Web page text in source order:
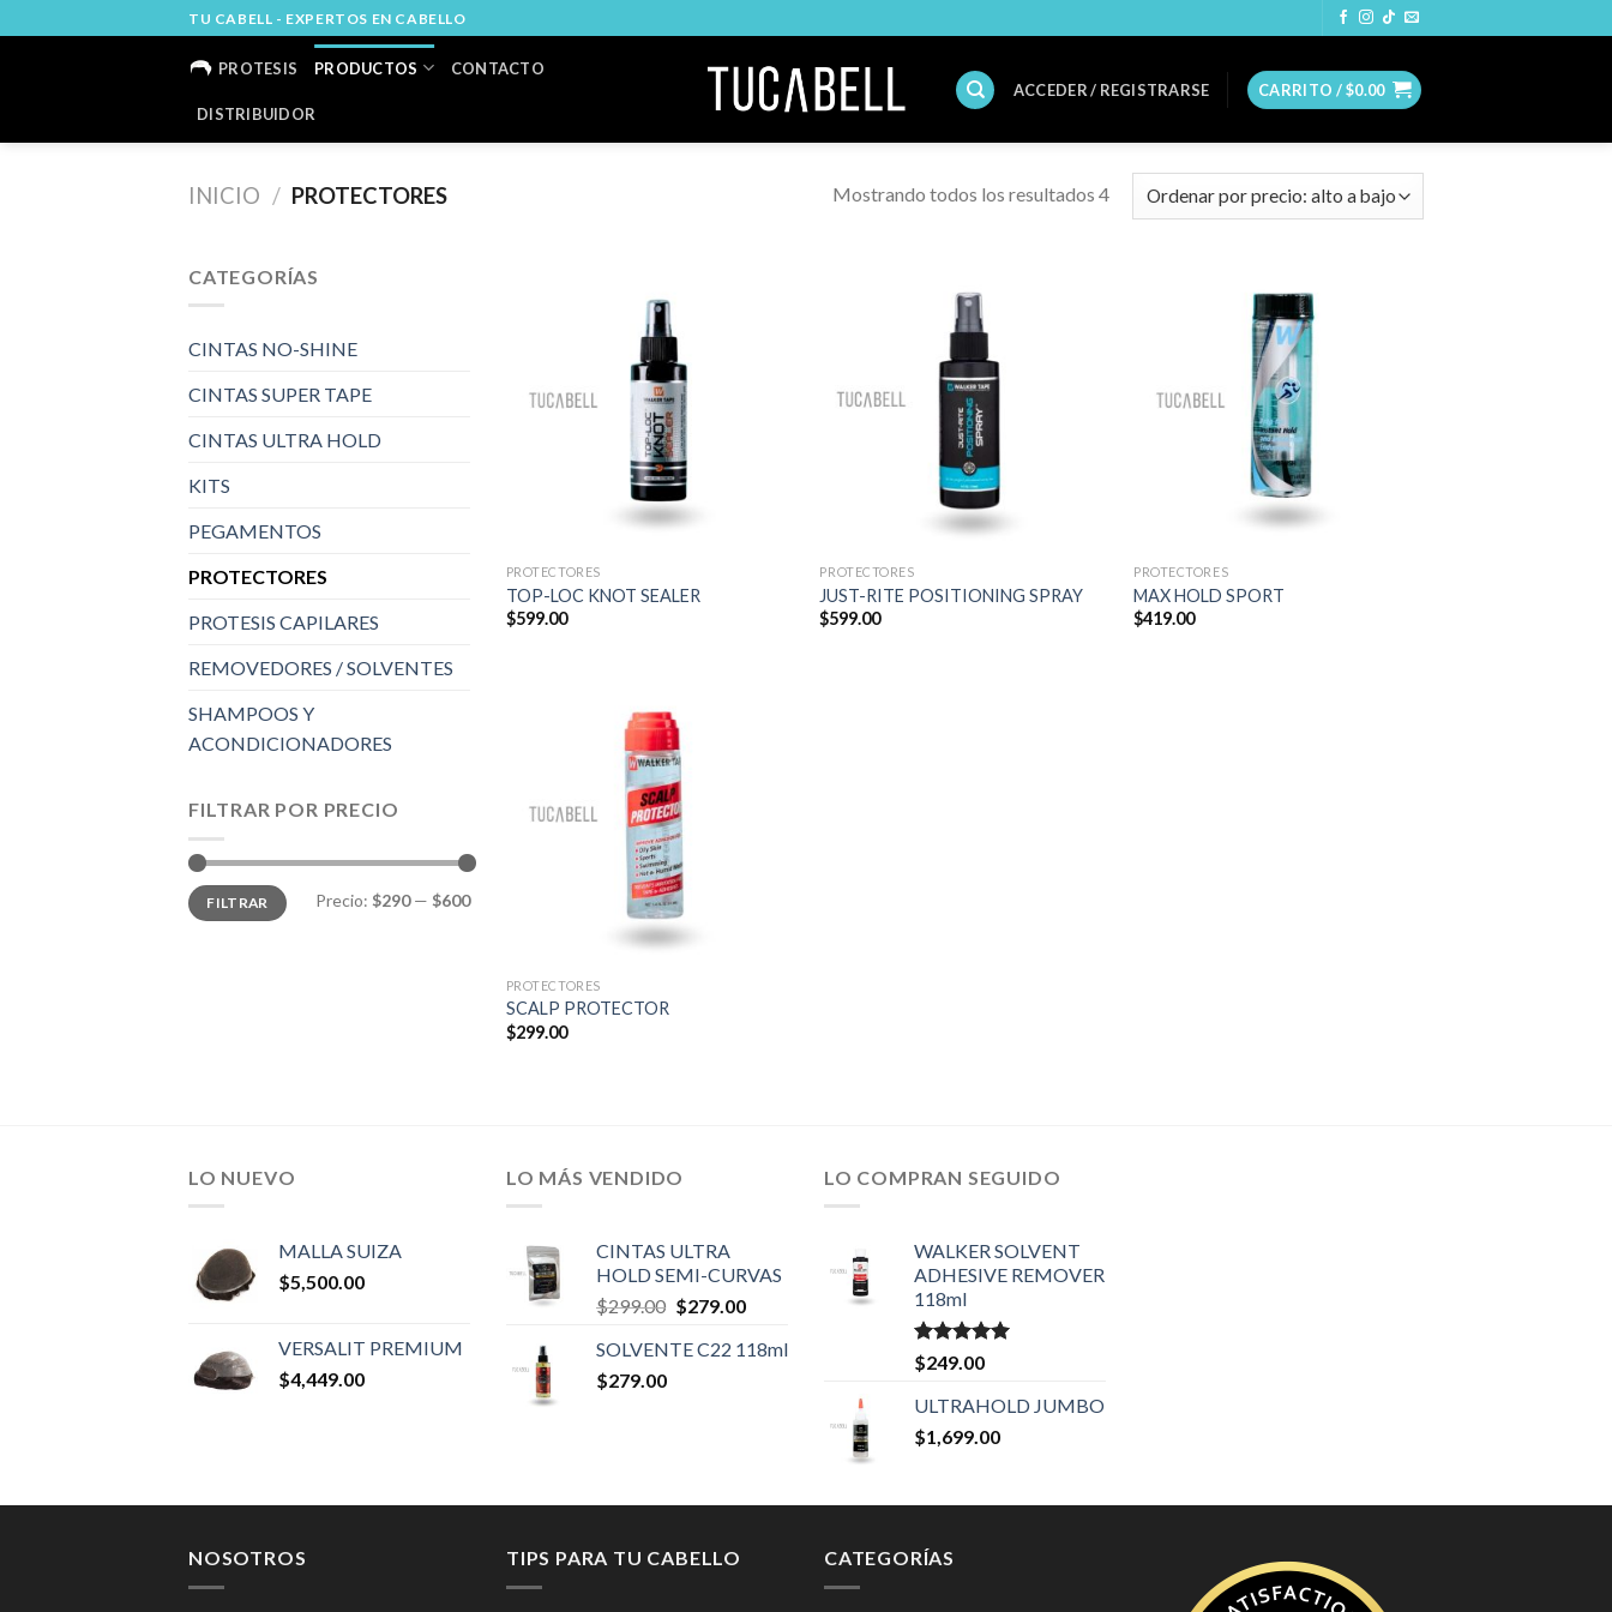
to
TU CABELL - EXPERTOS EN CABELLO
PROTESIS PRODUCTOS CONTACTO
DISTRIBUIDOR
ACCEDER / REGISTRARSE CARRITO /$0.00
INICIO / PROTECTORES Mostrando todos los resultados 4
CATEGORÍAS
CINTAS NO-SHINE
CINTAS SUPER TAPE
CINTAS ULTRA HOLD
KITS
PEGAMENTOS
PROTECTORES
PROTESIS CAPILARES
REMOVEDORES / SOLVENTES
SHAMPOOS Y
ACONDICIONADORES
FILTRAR POR PRECIO
Precio
mínimo
Precio
máximo
FILTRAR Precio: $290— $600
PROTECTORES
TOP-LOC KNOT SEALER
$599.00
PROTECTORES
JUST-RITE POSITIONING SPRAY
$599.00
PROTECTORES
MAX HOLD SPORT
$419.00
PROTECTORES
SCALP PROTECTOR
$299.00
LO NUEVO
MALLA SUIZA
$5,500.00
VERSALIT PREMIUM
$4,449.00
LO MÁS VENDIDO
CINTAS ULTRA
HOLD SEMI-CURVAS
$299.00 Original
was:
$279.00Current
is:
SOLVENTE C22 118ml
$279.00
LO COMPRAN SEGUIDO
WALKER SOLVENT
ADHESIVE REMOVER
118ml
Valorado en
5.00
$249.00
ULTRAHOLD JUMBO
$1,699.00
NOSOTROS TIPS PARA TU CABELLO CATEGORÍAS